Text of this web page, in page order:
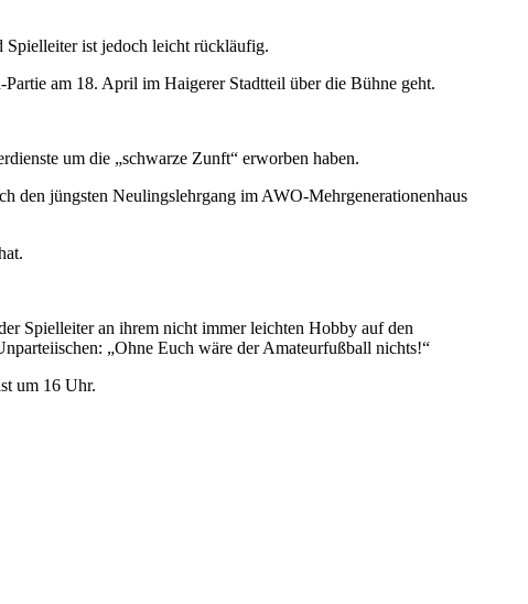
ist jedoch leicht rückläufig.
am 18. April im Haigerer Stadtteil über die Bühne geht.
um die „schwarze Zunft“ erworben haben.
den jüngsten Neulingslehrgang im AWO-Mehrgenerationenhaus
Spielleiter an ihrem nicht immer leichten Hobby auf den
„Ohne Euch wäre der Amateurfußball nichts!“
um 16 Uhr.